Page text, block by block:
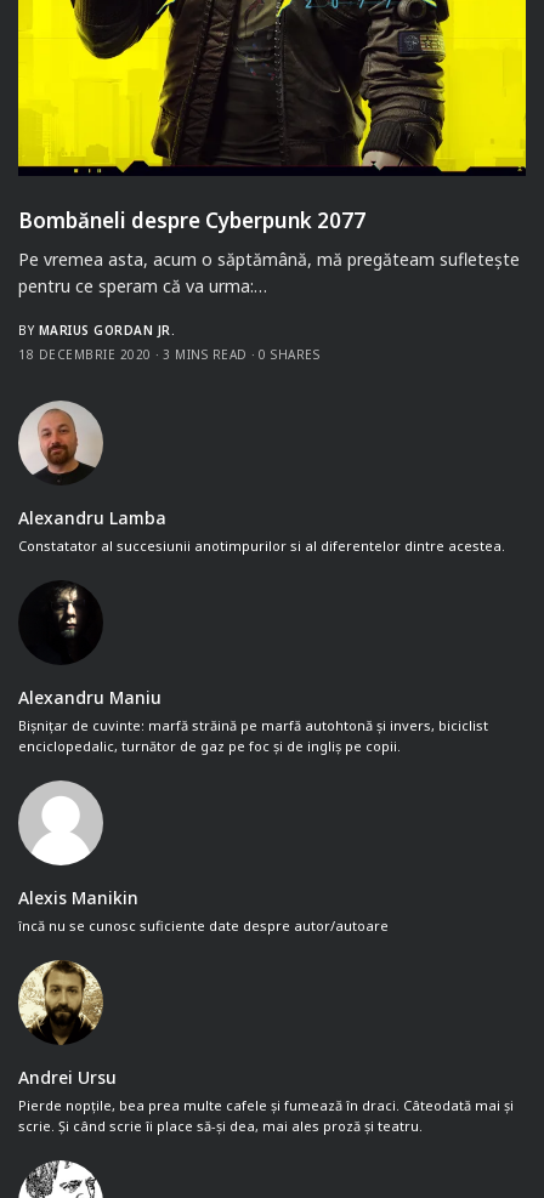
Bombăneli despre Cyberpunk 2077
Pe vremea asta, acum o săptămână, mă pregăteam sufletește
pentru ce speram că va urma:…
BY MARIUS GORDAN JR.
18 DECEMBRIE 2020
3 MINS READ 0 SHARES
Alexandru Lamba
Constatator al succesiunii anotimpurilor si al diferentelor dintre acestea.
Alexandru Maniu
Bișnițar de cuvinte: marfă străină pe marfă autohtonă și invers, biciclist
enciclopedalic, turnător de gaz pe foc și de ingliș pe copii.
Alexis Manikin
încă nu se cunosc suficiente date despre autor/autoare
Andrei Ursu
Pierde nopțile, bea prea multe cafele și fumează în draci. Câteodată mai și
scrie. Și când scrie îi place să-și dea, mai ales proză și teatru.